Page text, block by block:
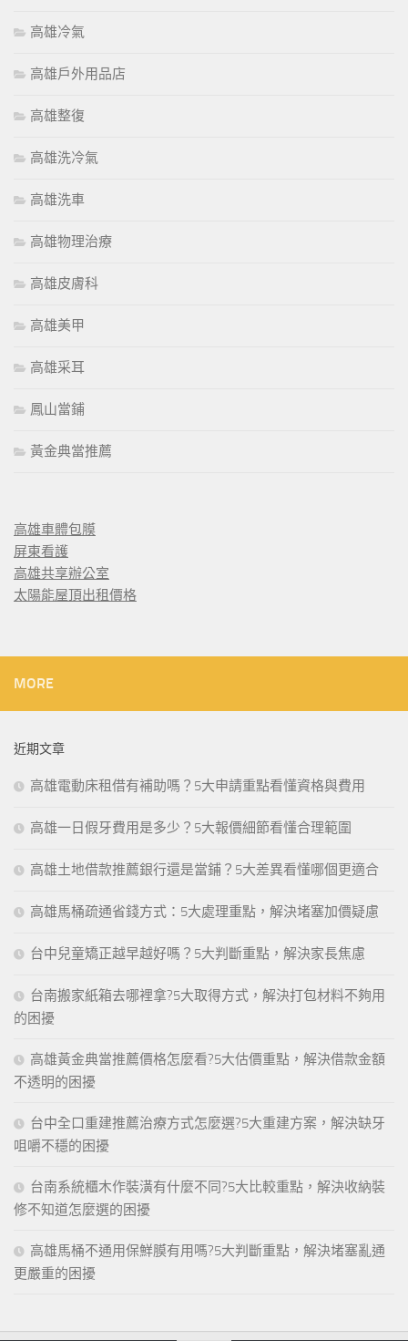
高雄冷氣
高雄戶外用品店
高雄整復
高雄洗冷氣
高雄洗車
高雄物理治療
高雄皮膚科
高雄美甲
高雄采耳
鳳山當鋪
黃金典當推薦
高雄車體包膜
屏東看護
高雄共享辦公室
太陽能屋頂出租價格
MORE
近期文章
高雄電動床租借有補助嗎？5大申請重點看懂資格與費用
高雄一日假牙費用是多少？5大報價細節看懂合理範圍
高雄土地借款推薦銀行還是當鋪？5大差異看懂哪個更適合
高雄馬桶疏通省錢方式：5大處理重點，解決堵塞加價疑慮
台中兒童矯正越早越好嗎？5大判斷重點，解決家長焦慮
台南搬家紙箱去哪裡拿?5大取得方式，解決打包材料不夠用
的困擾
高雄黃金典當推薦價格怎麼看?5大估價重點，解決借款金額
不透明的困擾
台中全口重建推薦治療方式怎麼選?5大重建方案，解決缺牙
咀嚼不穩的困擾
台南系統櫃木作裝潢有什麼不同?5大比較重點，解決收納裝
修不知道怎麼選的困擾
高雄馬桶不通用保鮮膜有用嗎?5大判斷重點，解決堵塞亂通
更嚴重的困擾